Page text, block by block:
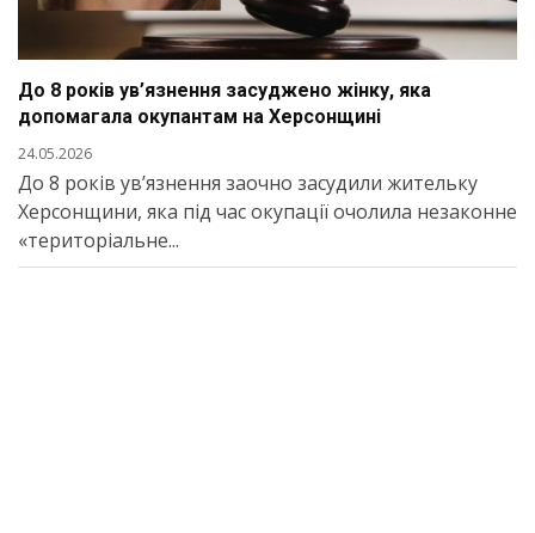
До 8 років ув’язнення засуджено жінку, яка
допомагала окупантам на Херсонщині
24.05.2026
До 8 років ув’язнення заочно засудили жительку
Херсонщини, яка під час окупації очолила незаконне
«територіальне...